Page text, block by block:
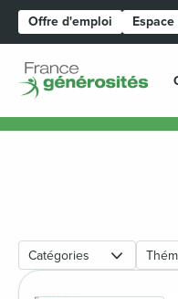
Offre d'emploi
Catégories